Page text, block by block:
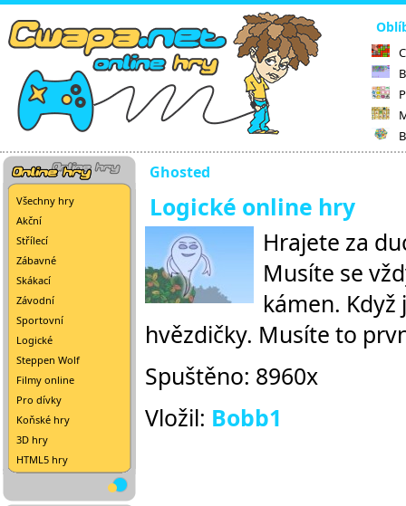
Všechny hry
Akční
Střílecí
Zábavné
Skákací
Závodní
Sportovní
Logické
Steppen Wolf
Filmy online
Pro dívky
Koňské hry
3D hry
HTML5 hry
Ghosted
Logické online hry
Hrajete za
Musíte se
kámen.
hvězdičky. Musíte to
Spuštěno: 8960x
Vložil: Bobb1